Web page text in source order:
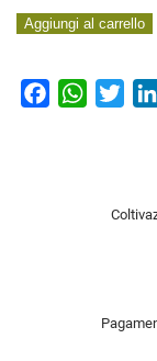
Sciarpa
di
canapa
Aggiungi al carrello
FacebookWhatsApp